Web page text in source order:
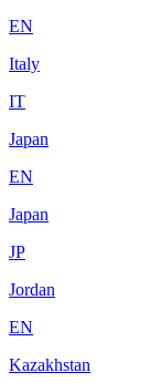
EN
Italy
IT
Japan
EN
Japan
JP
Jordan
EN
Kazakhstan